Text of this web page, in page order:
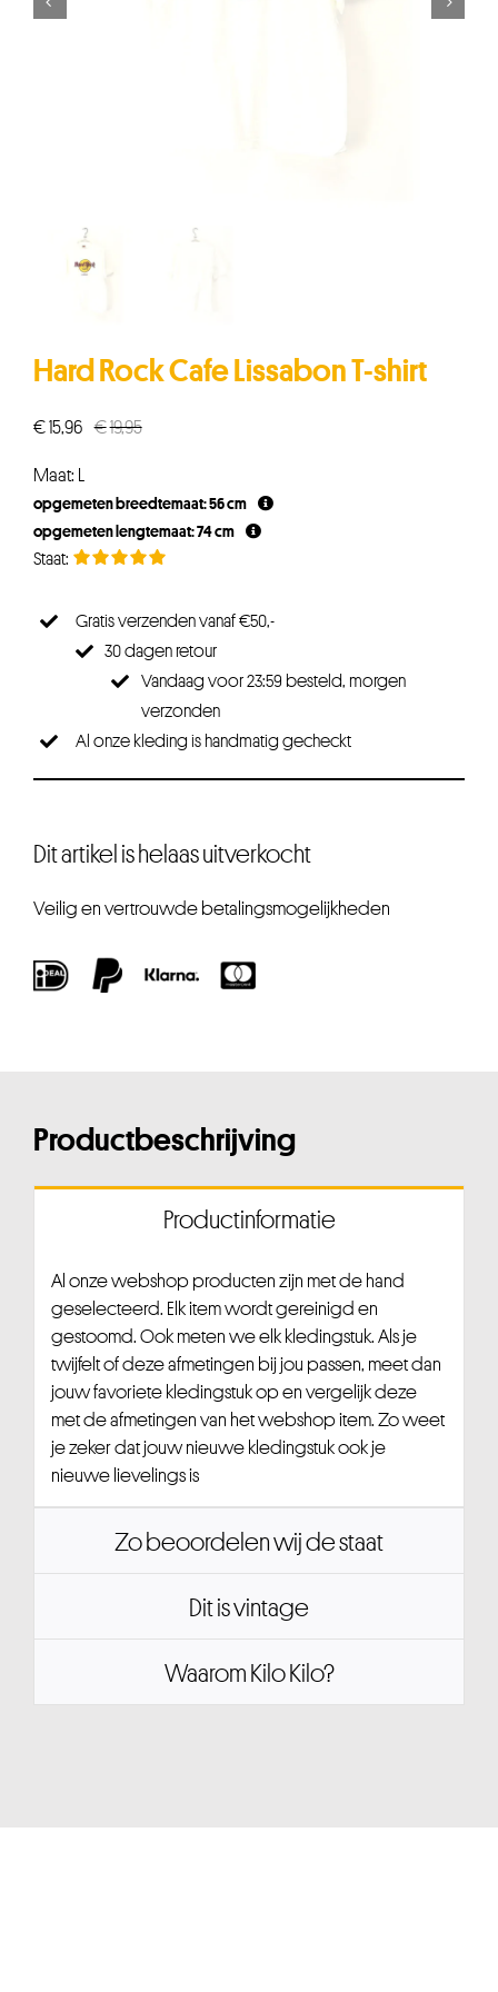
Hard Rock Cafe Lissabon T-shirt
€19,95Oorspronkelijke
€19,95.
€15,96
Huidige
€15,96.
Maat: L
opgemeten breedtemaat: 56 cm
opgemeten lengtemaat: 74 cm
Gratis verzenden vanaf €50,-
30 dagen retour
Vandaag voor 23:59 besteld, morgen
verzonden
Al onze kleding is handmatig gecheckt
Dit artikel is helaas uitverkocht
Veilig en vertrouwde betalingsmogelijkheden
Productbeschrijving
Productinformatie
Al onze webshop producten zijn met de hand
geselecteerd. Elk item wordt gereinigd en
gestoomd. Ook meten we elk kledingstuk. Als je
twijfelt of deze afmetingen bij jou passen, meet dan
jouw favoriete kledingstuk op en vergelijk deze
met de afmetingen van het webshop item. Zo weet
je zeker dat jouw nieuwe kledingstuk ook je
nieuwe lievelings is
Zo beoordelen wij de staat
Dit is vintage
Waarom Kilo Kilo?